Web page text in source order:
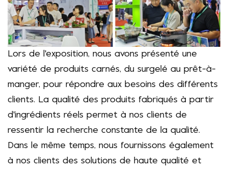
Lors de l'exposition, nous avons présenté une
variété de produits carnés, du surgelé au prêt-à-
manger, pour répondre aux besoins des différents
clients. La qualité des produits fabriqués à partir
d'ingrédients réels permet à nos clients de
ressentir la recherche constante de la qualité.
Dans le même temps, nous fournissons également
à nos clients des solutions de haute qualité et